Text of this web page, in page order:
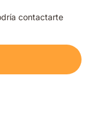
contactarte